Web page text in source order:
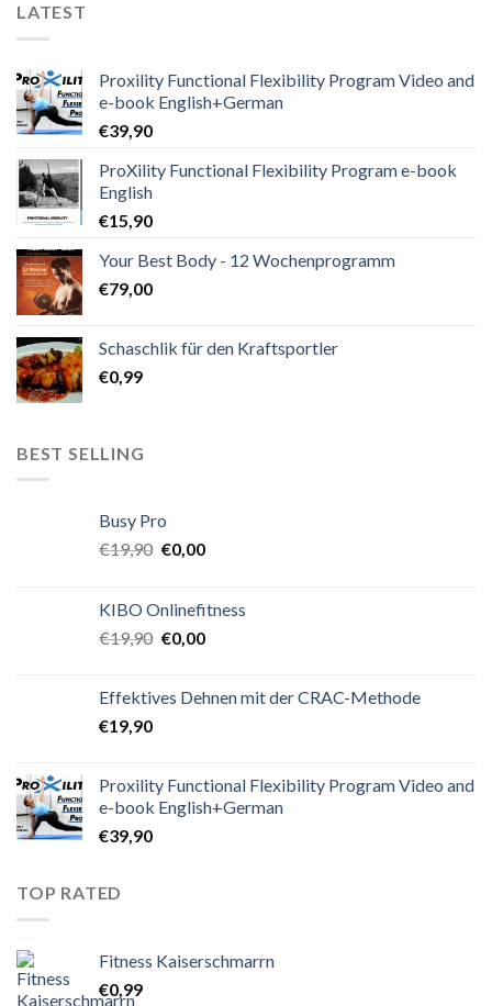
LATEST
Proxility Functional Flexibility Program Video and
e-book English+German
€39,90
ProXility Functional Flexibility Program e-book
English
€15,90
Your Best Body - 12 Wochenprogramm
€79,00
Schaschlik für den Kraftsportler
€0,99
BEST SELLING
Busy Pro
€19,90 €0,00
KIBO Onlinefitness
€19,90 €0,00
Effektives Dehnen mit der CRAC-Methode
€19,90
Proxility Functional Flexibility Program Video and
e-book English+German
€39,90
TOP RATED
Fitness Kaiserschmarrn
€0,99